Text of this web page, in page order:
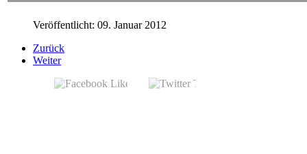
Veröffentlicht: 09. Januar 2012
Zurück
Weiter